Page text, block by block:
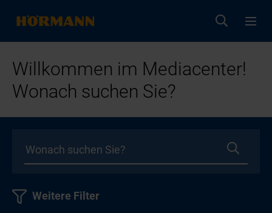
Willkommen im Mediacenter!
Wonach suchen Sie?
Weitere Filter